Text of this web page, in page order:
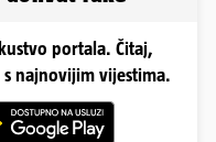
portala. Čitaj,
najnovijim vijestima.